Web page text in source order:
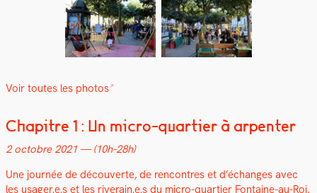
Voir toutes les pho­tos
Chapitre 1 : Un micro-quartier à arpenter
2 octo­bre 2021 — (10h-28h)
Une journée de décou­verte, de ren­con­tres et d’échanges avec
les usager.e.s et les riverain.e.s du micro-quarti­er Fontaine-au-Roi,